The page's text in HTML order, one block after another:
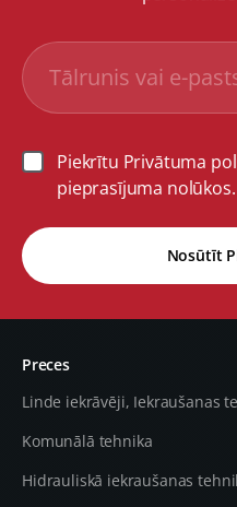
Piekrītu Privātuma
pieprasījuma nolūkos.
Nosūtīt
Preces
Linde iekrāvēji, Iekraušanas
Komunālā tehnika
Hidrauliskā iekraušanas